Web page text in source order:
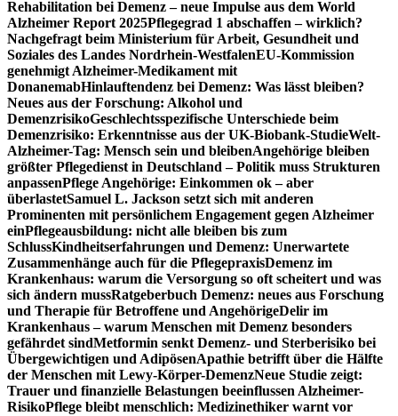
Rehabilitation bei Demenz – neue Impulse aus dem World
Alzheimer Report 2025Pflegegrad 1 abschaffen – wirklich?
Nachgefragt beim Ministerium für Arbeit, Gesundheit und
Soziales des Landes Nordrhein-WestfalenEU-Kommission
genehmigt Alzheimer-Medikament mit
DonanemabHinlauftendenz bei Demenz: Was lässt bleiben?
Neues aus der Forschung: Alkohol und
DemenzrisikoGeschlechtsspezifische Unterschiede beim
Demenzrisiko: Erkenntnisse aus der UK-Biobank-StudieWelt-
Alzheimer-Tag: Mensch sein und bleibenAngehörige bleiben
größter Pflegedienst in Deutschland – Politik muss Strukturen
anpassenPflege Angehörige: Einkommen ok – aber
überlastetSamuel L. Jackson setzt sich mit anderen
Prominenten mit persönlichem Engagement gegen Alzheimer
einPflegeausbildung: nicht alle bleiben bis zum
SchlussKindheitserfahrungen und Demenz: Unerwartete
Zusammenhänge auch für die PflegepraxisDemenz im
Krankenhaus: warum die Versorgung so oft scheitert und was
sich ändern mussRatgeberbuch Demenz: neues aus Forschung
und Therapie für Betroffene und AngehörigeDelir im
Krankenhaus – warum Menschen mit Demenz besonders
gefährdet sindMetformin senkt Demenz- und Sterberisiko bei
Übergewichtigen und AdipösenApathie betrifft über die Hälfte
der Menschen mit Lewy-Körper-DemenzNeue Studie zeigt:
Trauer und finanzielle Belastungen beeinflussen Alzheimer-
RisikoPflege bleibt menschlich: Medizinethiker warnt vor